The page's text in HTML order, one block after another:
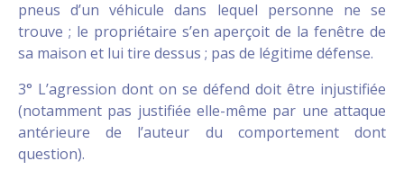
pneus d’un véhicule dans lequel personne ne se
trouve ; le propriétaire s’en aperçoit de la fenêtre de
sa maison et lui tire dessus ; pas de légitime défense.
3° L’agression dont on se défend doit être injustifiée
(notamment pas justifiée elle-même par une attaque
antérieure de l’auteur du comportement dont
question).